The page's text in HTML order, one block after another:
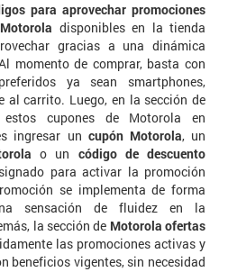
para aprovechar promociones
disponibles en la tienda
gracias a una dinámica
momento de comprar, basta con
ya sean smartphones,
al carrito. Luego, en la sección de
estos cupones de Motorola en
ingresar un cupón Motorola, un
o un código de descuento
para activar la promoción
se implementa de forma
sensación de fluidez en la
la sección de Motorola ofertas
las promociones activas y
beneficios vigentes, sin necesidad